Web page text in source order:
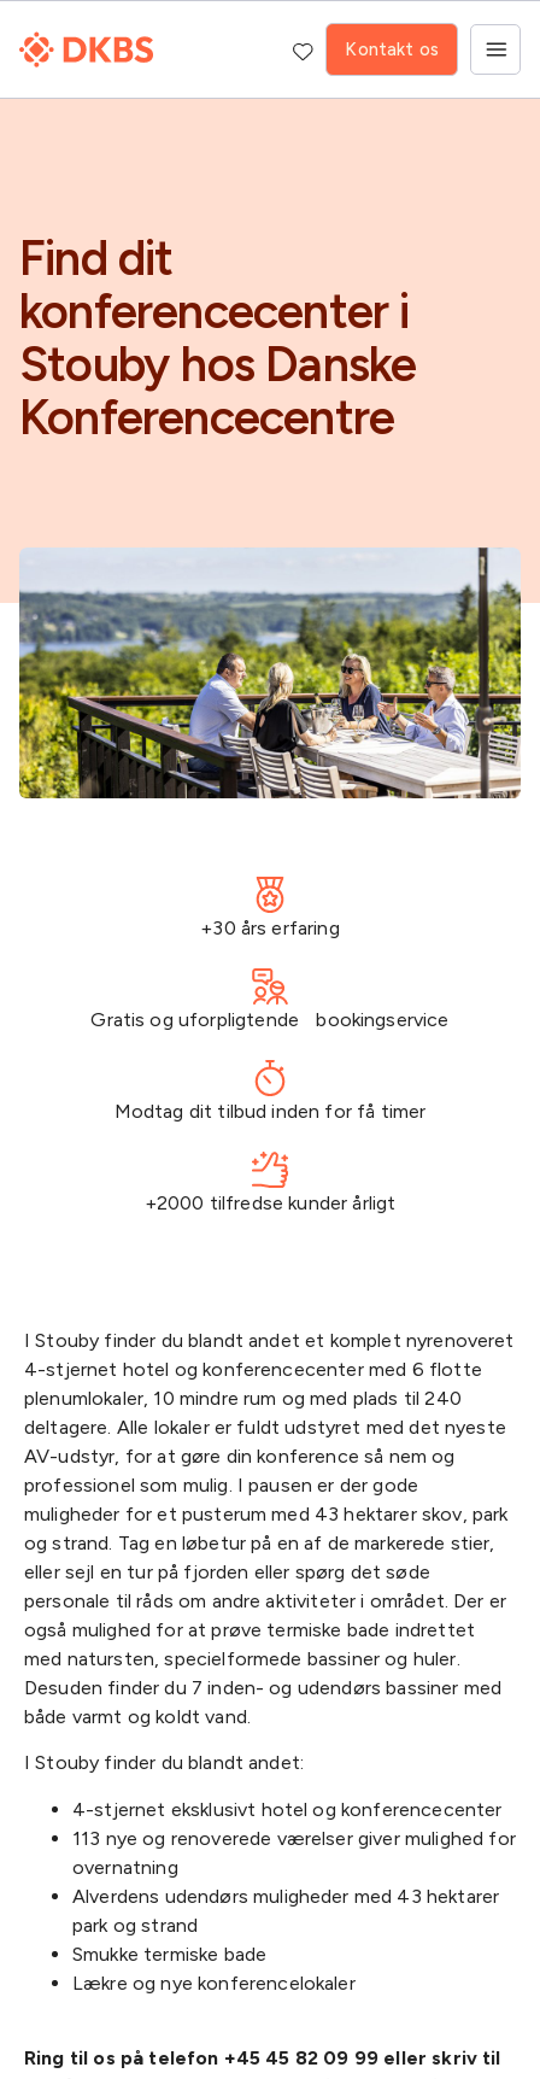
Kontakt os
Find dit
konferencecenter i
Stouby hos Danske
Konferencecentre
+30 års erfaring
Gratis og uforpligtende bookingservice
Modtag dit tilbud inden for få timer
+2000 tilfredse kunder årligt
I Stouby finder du blandt andet et komplet nyrenoveret
4-stjernet hotel og konferencecenter med 6 flotte
plenumlokaler, 10 mindre rum og med plads til 240
deltagere. Alle lokaler er fuldt udstyret med det nyeste
AV-udstyr, for at gøre din konference så nem og
professionel som mulig. I pausen er der gode
muligheder for et pusterum med 43 hektarer skov, park
og strand. Tag en løbetur på en af de markerede stier,
eller sejl en tur på fjorden eller spørg det søde
personale til råds om andre aktiviteter i området. Der er
også mulighed for at prøve termiske bade indrettet
med natursten, specielformede bassiner og huler.
Desuden finder du 7 inden- og udendørs bassiner med
både varmt og koldt vand.
I Stouby finder du blandt andet:
4-stjernet eksklusivt hotel og konferencecenter
113 nye og renoverede værelser giver mulighed for
overnatning
Alverdens udendørs muligheder med 43 hektarer
park og strand
Smukke termiske bade
Lækre og nye konferencelokaler
Ring til os på telefon +45 45 82 09 99 eller skriv til